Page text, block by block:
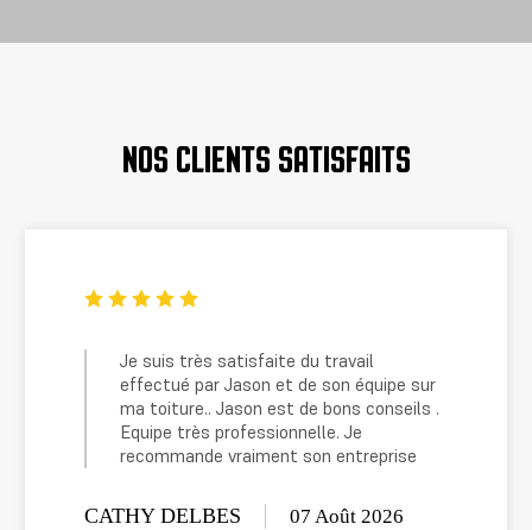
NOS CLIENTS SATISFAITS
Je suis très satisfaite du travail
effectué par Jason et de son équipe sur
ma toiture.. Jason est de bons conseils .
Equipe très professionnelle. Je
recommande vraiment son entreprise
DELBES 07 Août 2026